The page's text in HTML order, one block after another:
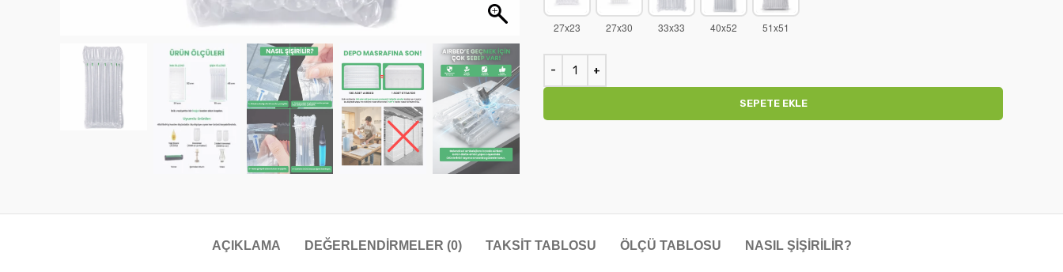
SEPETE EKLE
AÇIKLAMA DEĞERLENDIRMELER (0) TAKSIT TABLOSU ÖLÇÜ TABLOSU NASIL ŞIŞIRILIR?